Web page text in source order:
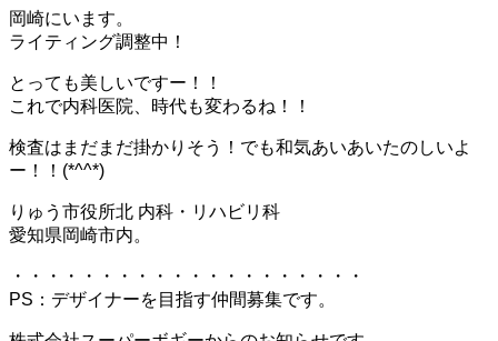
岡崎にいます。
ライティング調整中！
とっても美しいですー！！
これで内科医院、時代も変わるね！！
検査はまだまだ掛かりそう！でも和気あいあいたのしいよ
ー！！(*^^*)
りゅう市役所北 内科・リハビリ科
愛知県岡崎市内。
・・・・・・・・・・・・・・・・・・・・
PS：デザイナーを目指す仲間募集です。